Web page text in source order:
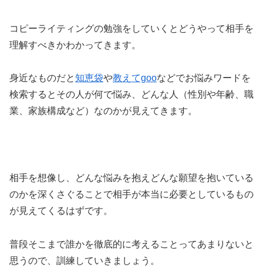
コピーライティングの勉強をしていくとどうやって相手を
理解すべきかわかってきます。
身近なものだと知恵袋や教えてgooなどでお悩みワードを
検索するとその人が何で悩み、どんな人（性別や年齢、職
業、家族構成など）なのかが見えてきます。
相手を想像し、どんな悩みを抱えどんな願望を抱いている
のかを深くさぐることで相手が本当に必要としているもの
が見えてくるはずです。
普段そこまで誰かを徹底的に考えることってあまりないと
思うので、訓練していきましょう。